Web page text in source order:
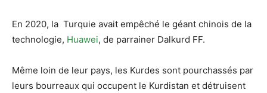
En 2020, la Turquie avait empêché le géant chinois de la
technologie, Huawei, de parrainer Dalkurd FF.
Même loin de leur pays, les Kurdes sont pourchassés par
leurs bourreaux qui occupent le Kurdistan et détruisent